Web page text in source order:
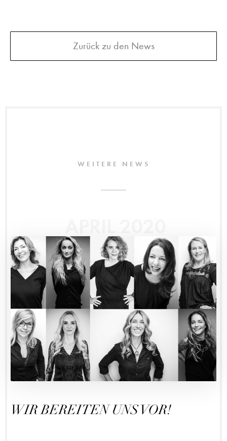
Zurück zu den News
WEITERE NEWS
WIR BEREITEN UNS VOR!